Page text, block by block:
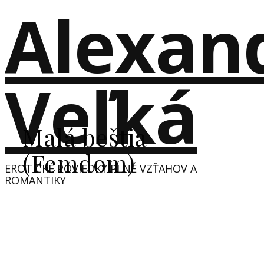
Veľká
EROTICKÉ POVIEDKY PLNÉ VZŤAHOV A
ROMANTIKY
Malá beštia
(Femdom)